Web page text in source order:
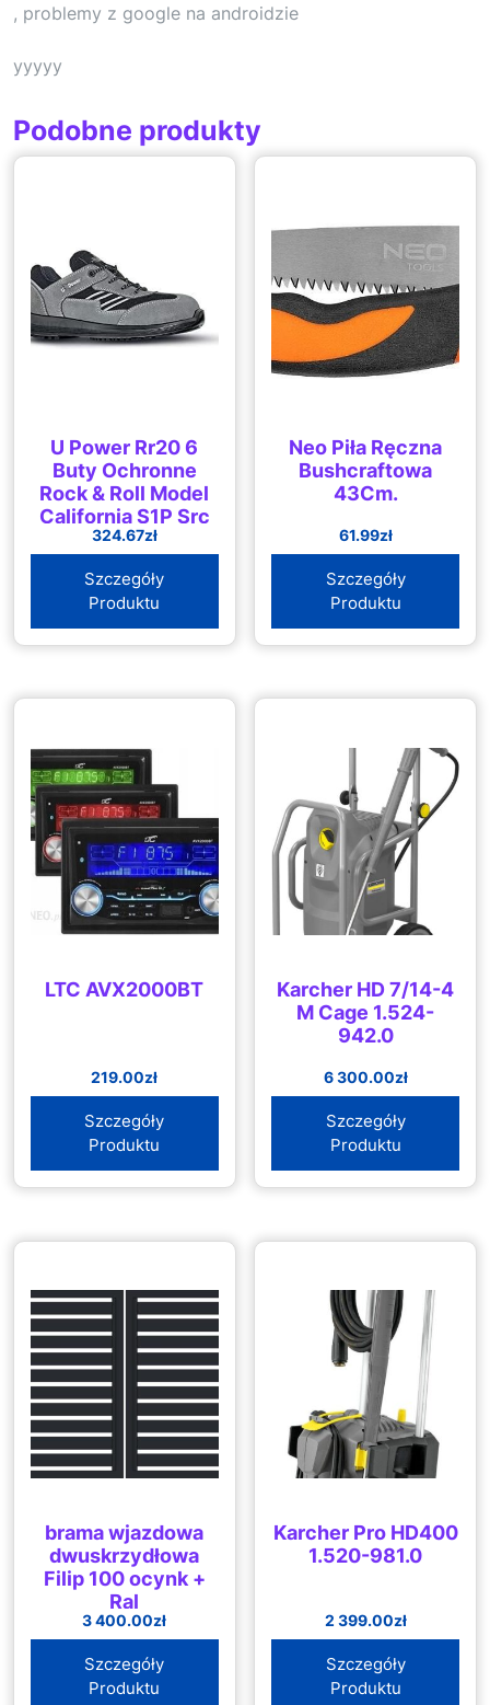
, problemy z google na androidzie
yyyyy
Podobne produkty
U Power Rr20 6
Buty Ochronne
Rock & Roll Model
California S1P Src
324.67zł
Szczegóły
Produktu
Neo Piła Ręczna
Bushcraftowa
43Cm.
61.99zł
Szczegóły
Produktu
LTC AVX2000BT
219.00zł
Szczegóły
Produktu
Karcher HD 7/14-4
M Cage 1.524-
942.0
6 300.00zł
Szczegóły
Produktu
brama wjazdowa
dwuskrzydłowa
Filip 100 ocynk +
Ral
3 400.00zł
Szczegóły
Produktu
Karcher Pro HD400
1.520-981.0
2 399.00zł
Szczegóły
Produktu